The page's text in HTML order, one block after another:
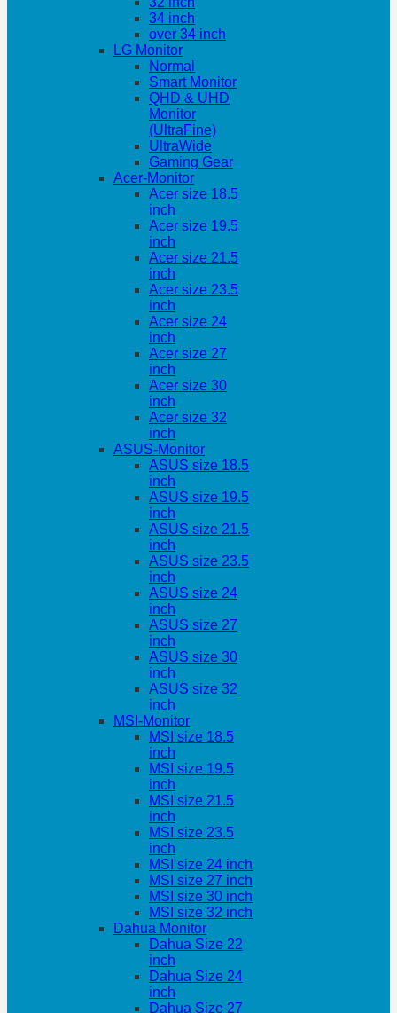
34 inch
over 34 inch
LG Monitor
Normal
Smart Monitor
QHD & UHD
Monitor
(UltraFine)
UltraWide
Gaming Gear
Acer-Monitor
Acer size 18.5
inch
Acer size 19.5
inch
Acer size 21.5
inch
Acer size 23.5
inch
Acer size 24
inch
Acer size 27
inch
Acer size 30
inch
Acer size 32
inch
ASUS-Monitor
ASUS size 18.5
inch
ASUS size 19.5
inch
ASUS size 21.5
inch
ASUS size 23.5
inch
ASUS size 24
inch
ASUS size 27
inch
ASUS size 30
inch
ASUS size 32
inch
MSI-Monitor
MSI size 18.5
inch
MSI size 19.5
inch
MSI size 21.5
inch
MSI size 23.5
inch
MSI size 24 inch
MSI size 27 inch
MSI size 30 inch
MSI size 32 inch
Dahua Monitor
Dahua Size 22
inch
Dahua Size 24
inch
Dahua Size 27